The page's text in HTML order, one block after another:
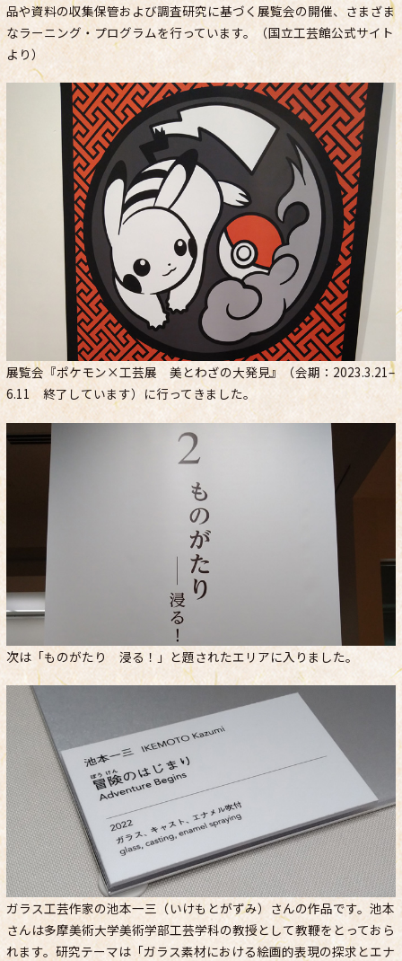
品や資料の収集保管および調査研究に基づく展覧会の開催、さまざま
なラーニング・プログラムを行っています。（国立工芸館公式サイト
より）
展覧会『ポケモン×工芸展 美とわざの大発見』（会期：2023.3.21–
6.11 終了しています）に行ってきました。
次は「ものがたり 浸る！」と題されたエリアに入りました。
ガラス工芸作家の池本一三（いけもとがずみ）さんの作品です。池本
さんは多摩美術大学美術学部工芸学科の教授として教鞭をとっておら
れます。研究テーマは「ガラス素材における絵画的表現の探求とエナ